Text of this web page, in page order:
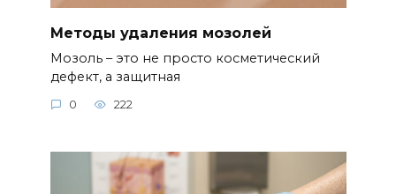
Методы удаления мозолей
Мозоль – это не просто косметический
дефект, а защитная
0 222